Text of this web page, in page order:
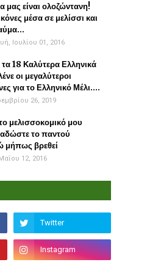
μας είναι ολοζώντανη!
μέσα σε μελίσσι και
Ιουλίου 01, 2016
τα 18 Καλύτερα Ελληνικά
οι μεγαλύτεροι
για το Ελληνικό Μέλι....
26, 2019
μελισσοκομικό μου
το παντού
μήπως βρεθεί
12, 2016